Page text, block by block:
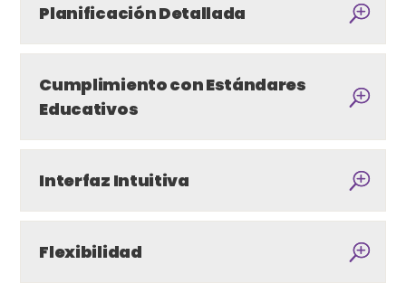
Planificación Detallada
Cumplimiento con Estándares
Educativos
Interfaz Intuitiva
Flexibilidad